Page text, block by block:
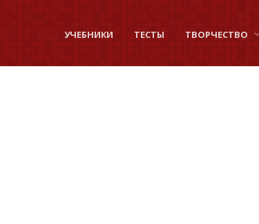
УЧЕБНИКИ ТЕСТЫ ТВОРЧЕСТВО